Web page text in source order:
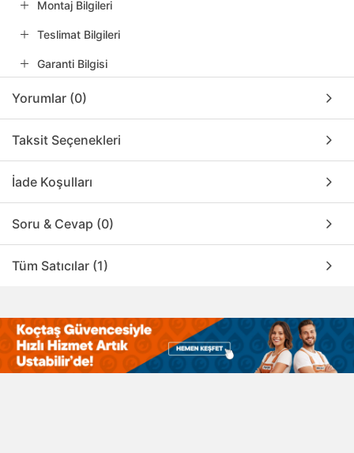
Montaj Bilgileri
Teslimat Bilgileri
Garanti Bilgisi
Yorumlar (0)
Taksit Seçenekleri
İade Koşulları
Soru & Cevap (0)
Tüm Satıcılar (1)